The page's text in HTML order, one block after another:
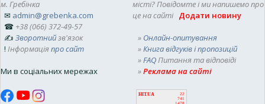
м. Гребінка
✉ admin@grebenka.com
☎ +38 (066) 372-49-57
✍ Зворотнийзв'язок
! Інформаціяпро сайт
Ми в соціальних мережах
місті? Повідомте і ми напишемо про
це на сайті Додати новину
» Онлайн-опитування
»Книга відгуків і пропозицій
»FAQПитання та відповіді
»Реклама на сайті
HIT.UA
22
741